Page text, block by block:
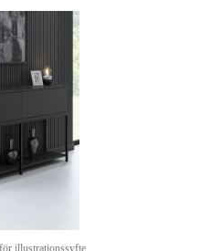
illustrationssyfte